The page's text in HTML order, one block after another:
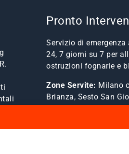
Pronto
Servizio di
24, 7 giorni su 7 per
ostruzioni fognarie e
Zone Servite: Milano
Brianza, Sesto San
Cologno, Bresso,